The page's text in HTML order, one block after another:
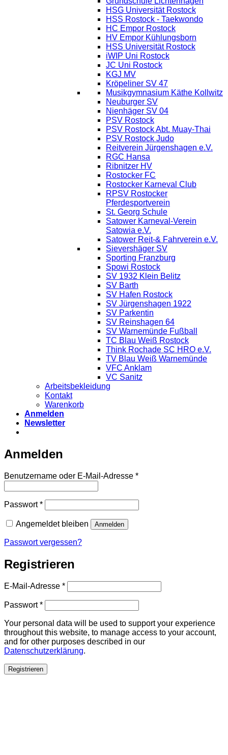
HSG Universität Rostock
HSS Rostock - Taekwondo
HC Empor Rostock
HV Empor Kühlungsborn
HSS Universität Rostock
iWIP Uni Rostock
JC Uni Rostock
KGJ MV
Kröpeliner SV 47
Musikgymnasium Käthe Kollwitz
Neuburger SV
Nienhäger SV 04
PSV Rostock
PSV Rostock Abt. Muay-Thai
PSV Rostock Judo
Reitverein Jürgenshagen e.V.
RGC Hansa
Ribnitzer HV
Rostocker FC
Rostocker Karneval Club
RPSV Rostocker
Pferdesportverein
St. Georg Schule
Satower Karneval-Verein
Satowia e.V.
Satower Reit-& Fahrverein e.V.
Sievershäger SV
Sporting Franzburg
Spowi Rostock
SV 1932 Klein Belitz
SV Barth
SV Hafen Rostock
SV Jürgenshagen 1922
SV Parkentin
SV Reinshagen 64
SV Warnemünde Fußball
TC Blau Weiß Rostock
Think Rochade SC HRO e.V.
TV Blau Weiß Warnemünde
VFC Anklam
VC Sanitz
Arbeitsbekleidung
Kontakt
Warenkorb
Anmelden
Newsletter
Anmelden
Benutzername oder E-Mail-Adresse *Erforderlich
Passwort*Erforderlich
Angemeldet bleiben Anmelden
Passwort vergessen?
Registrieren
E-Mail-Adresse *Erforderlich
Passwort*Erforderlich
Your personal data will be used to support your experience
throughout this website, to manage access to your account,
and for other purposes described in our
Datenschutzerklärung.
Registrieren